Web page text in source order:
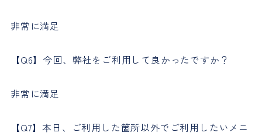
非常に満足
【Q6】今回、弊社をご利用して良かったですか？
非常に満足
【Q7】本日、ご利用した箇所以外でご利用したいメニ